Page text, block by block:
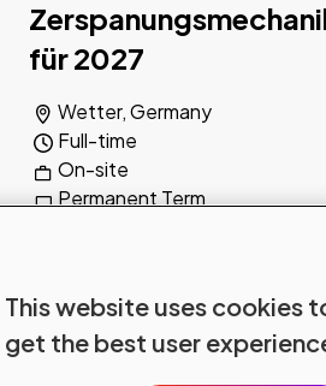
für 2027
Wetter, Germany
On-site
Full-time
Permanent Term
This website uses cookies
get the best user